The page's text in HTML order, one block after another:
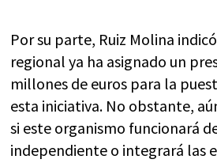
Por su parte, Ruiz Molina
regional ya ha asignado un
millones de euros para la
esta iniciativa. No obstante,
si este organismo funcionará
independiente o integrará las